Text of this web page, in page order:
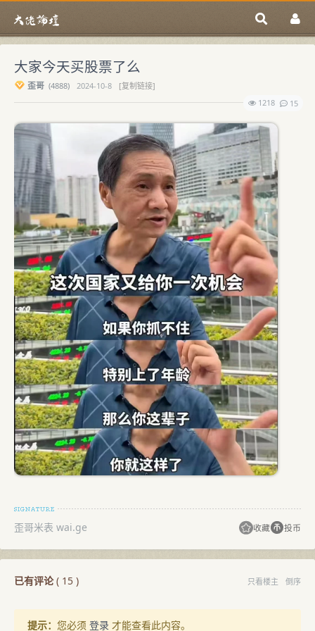
大家今天买股票了么
歪哥 (4888) 2024-10-8
[复制链接]
1218
15
歪哥米表 wai.ge 收藏 投币
已有评论( 15 ) 只看楼主 倒序
提示： 您必须 登录 才能查看此内容。